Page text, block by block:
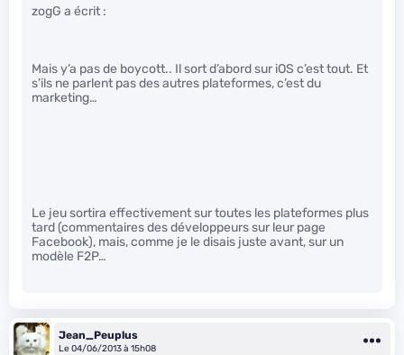
zogG a écrit :
Mais y’a pas de boycott.. Il sort d’abord sur iOS c’est tout. Et
s’ils ne parlent pas des autres plateformes, c’est du
marketing…
Le jeu sortira effectivement sur toutes les plateformes plus
tard (commentaires des développeurs sur leur page
Facebook), mais, comme je le disais juste avant, sur un
modèle F2P…
Jean_Peuplus
Le 04/06/2013 à 15h08